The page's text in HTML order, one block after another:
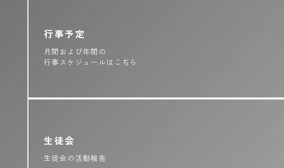
行事予定
月間および年間の
行事スケジュールはこちら
生徒会
生徒会の活動報告